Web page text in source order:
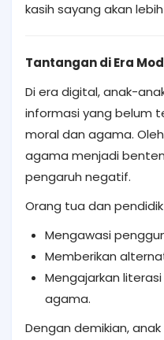
kasih sayang akan
Tantangan di Era
Di era digital, anak-
informasi yang belum
moral dan agama.
agama menjadi
pengaruh negatif.
Orang tua dan
Mengawasi
Memberikan
Mengajarkan
agama.
Dengan demikian,